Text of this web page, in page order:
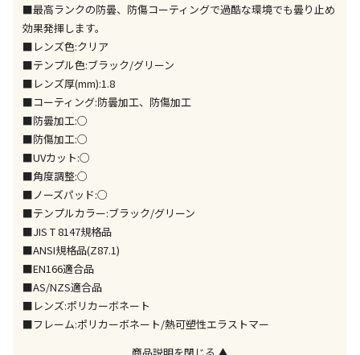
※同時購入の商品は、全て同じ店舗での受取となりま
す
委託業者によりお届けする商品です
※ほか商品との同時購入はできません。お手数です
が、ご購入手続きを分けてお買い求めください
※支払い方法の代金引換は選択できません。
※電話注文はできません。
宅配のみでお届けする商品です（店舗受取は選択でき
ません）
※「宅配・店舗受取」「宅配のみ」マークの商品のみ
同時購入が可能です
午前9時までのご注文確定した商品については、当日に
出荷いたします。
ただし、メーカーの営業日に基づき出荷手続きを行う
ため、通常よりお時間をいただく場合がございます。
また、日曜・祝日や年末年始などの長期休業期間中
は、休業明けからの出荷対応となります。
■最高ランクの防曇、防傷コーティングで過酷な環境でも曇り止め
効果発揮します。
■レンズ色:クリア
■テンプル色:ブラック/グリーン
■レンズ厚(mm):1.8
■コーティング:防曇加工、防傷加工
■防曇加工:○
■防傷加工:○
■UVカット:○
■角度調整:○
■ノーズパッド:○
■テンプルカラー:ブラック/グリーン
■JIS T 8147規格品
■ANSI規格品(Z87.1)
■EN166適合品
■AS/NZS適合品
■レンズ:ポリカーボネート
■フレーム:ポリカーボネート/熱可塑性エラストマー